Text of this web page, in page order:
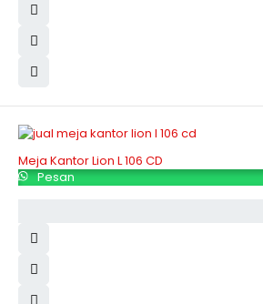
Meja Kantor Lion L 106 CD
Pesan